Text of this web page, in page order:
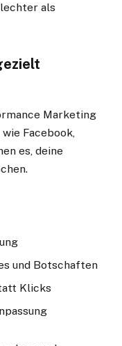
als
Marketing
Facebook,
es, deine
und Botschaften
Klicks